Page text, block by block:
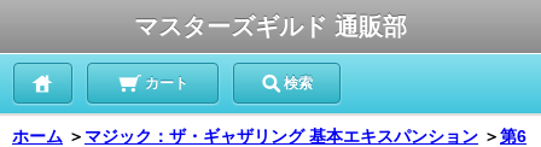
マスターズギルド 通販部
カート 検索
ホーム ＞ マジック：ザ・ギャザリング 基本エキスパンション ＞第6